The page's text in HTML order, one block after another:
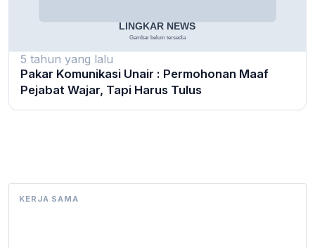
5 tahun yang lalu
Pakar Komunikasi Unair : Permohonan Maaf
Pejabat Wajar, Tapi Harus Tulus
KERJA SAMA